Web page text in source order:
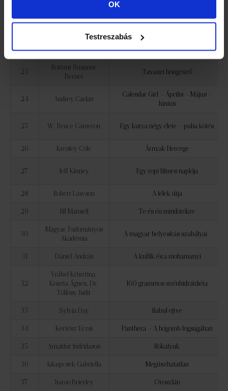
OK
Testreszabás
22 Steve Berry Veszedelmes hazafiak
23
Rotraut Susanne
Berner
Tavaszi böngésző
24 Audrey Carlan
Calendar Girl – Április – Május –
Június
25 W. Bruce Cameron Egy kutya négy élete – puha kötés
26 Kresley Cole Árnyak Hercege
27 Jeff Kinney Egy ropi filmes naplója
28 Robert Lawson A lélek útja
29 Jill Mansell Te és én mindörökre
30
Magyar Tudományos
Akadémia
A magyar helyesírás szabályai
31 Dániel András A kuflik és a mohamanyi
32
Vrábel Krisztina,
Koszta Ágnes, Dr.
Töllösy Judit
160 grammos szénhidrátdiéta
33 Sylvia Day Rabul ejtve
34 Kertész Erzsi Panthera – A hógömb fogságában
35 Arnaldur Indridason Rókalyuk
36 Jakupcsek Gabriella Megúszhatatlan
37 Saroo Brierley Oroszlán